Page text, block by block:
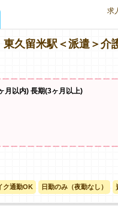
求
東久留米駅＜派遣
月以内) 長期(3ヶ月以上)
ク通勤OK 日勤のみ（夜勤なし）